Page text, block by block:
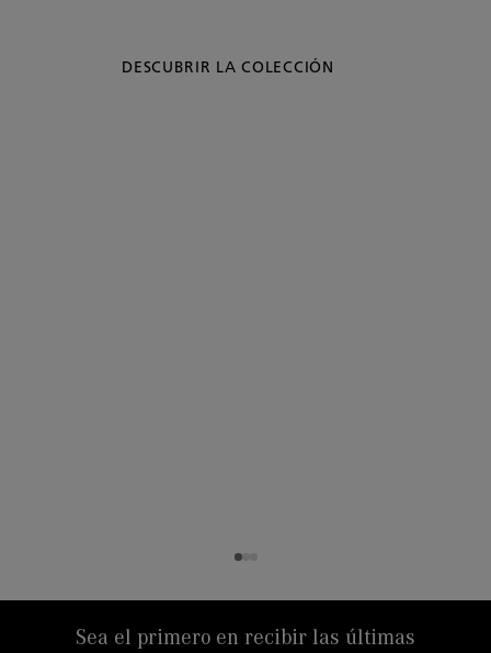
DESCUBRIR LA COLECCIÓN
Sea el primero en recibir las últimas